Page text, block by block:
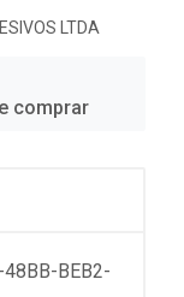
LTDA
comprar
BEB2-